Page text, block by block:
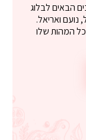
הבאים לבלוג
יובל, נועם ואריאל.
המהות שלו